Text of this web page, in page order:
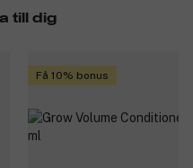
till dig
Få 10% bonus